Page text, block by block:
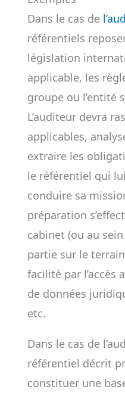
Dans le cas de
référentiels
législation
applicable, les
groupe ou l’entité
L’auditeur devra
applicables,
extraire les
le référentiel qui
conduire sa
préparation
cabinet (ou au
partie sur le
facilité par l’accès
de données
etc.
Dans le cas de
référentiel décrit
constituer une